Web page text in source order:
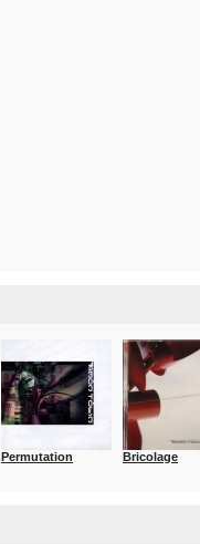
Permutation Bricolage